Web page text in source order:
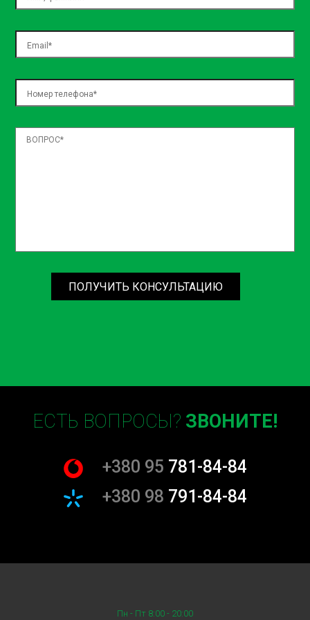
exercitationem blanditiis, voluptatum voluptas expedita
aspernatur, nemo in incidunt? Iste placeat quos repellat?
ПОЛУЧИТЬ КОНСУЛЬТАЦИЮ
ЕСТЬ ВОПРОСЫ? ЗВОНИТЕ!
+380 95 781-84-84
+380 98 791-84-84
Пн - Пт 8:00 - 20:00